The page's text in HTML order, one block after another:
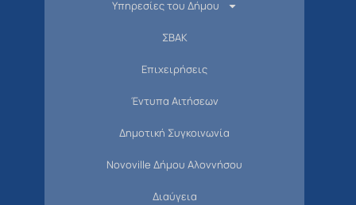
Υπηρεσίες του Δήμου
ΣΒΑΚ
Επιχειρήσεις
Έντυπα Αιτήσεων
Δημοτική Συγκοινωνία
Novoville Δήμου Αλοννήσου
Διαύγεια